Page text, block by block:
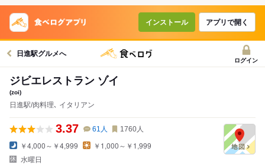
インストール アプリで開く
日進駅グルメへ
ログイン
ジビエレストラン ゾイ
(zoi)
日進駅/肉料理､ イタリアン
3.37 61 人 1760人
￥4,000～￥4,999
￥1,000～￥1,999
水曜日